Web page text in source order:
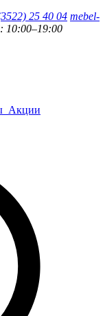
25 40 04 mebel-
10:00–19:00
Акции